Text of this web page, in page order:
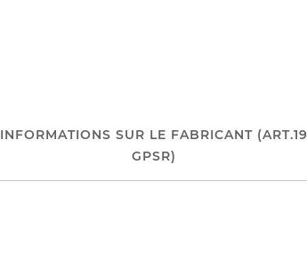
INFORMATIONS SUR LE FABRICANT (ART.19
GPSR)